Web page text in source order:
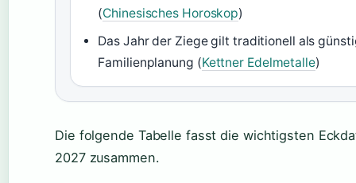
(Chinesisches Horoskop)
Das Jahr der Ziege gilt traditionell als
Familienplanung (Kettner Edelmetalle)
Die folgende Tabelle fasst die wichtigsten
2027 zusammen.